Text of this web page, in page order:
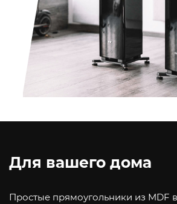
Для вашего дома
Простые прямоугольники из MDF